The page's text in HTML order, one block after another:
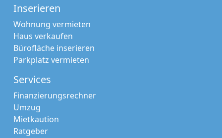
Inserieren
Wohnung vermieten
Haus verkaufen
Bürofläche inserieren
Parkplatz vermieten
Services
Finanzierungsrechner
Umzug
Mietkaution
Ratgeber